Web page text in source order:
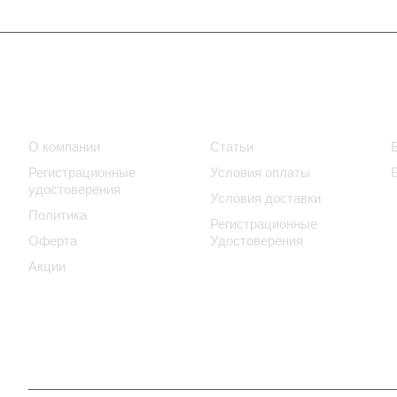
О компании
Регистрационные
удостоверения
Политика
Оферта
Акции
Статьи
Условия оплаты
Условия доставки
Регистрационные
Удостоверения